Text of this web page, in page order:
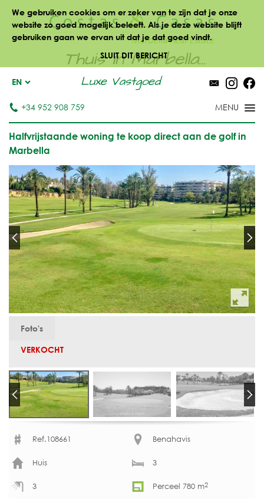
We gebruiken cookies om er zeker van te zijn dat je onze
website zo goed mogelijk beleeft. Als je deze website blijft
gebruiken gaan we ervan uit dat je dat goed vindt.
SLUIT DIT BERICHT
Thuis in Marbella...
Luxe Vastgoed
EN
+34 952 908 759
Halfvrijstaande woning te koop direct aan de golf in
Marbella
Foto's
VERKOCHT
Ref.108661 Benahavis
Huis 3
3 Perceel 780 m2